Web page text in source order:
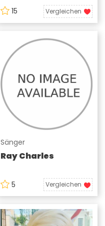
15 Vergleichen
Sänger
Ray Charles
5 Vergleichen